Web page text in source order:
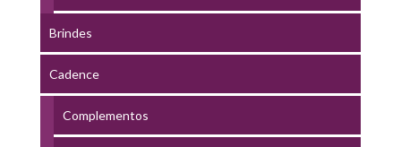
Brindes
Cadence
Complementos